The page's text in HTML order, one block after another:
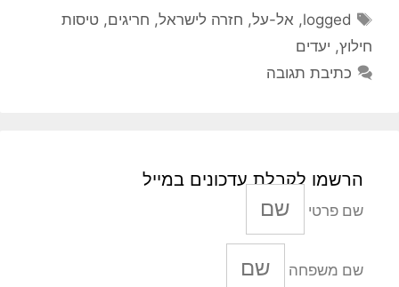
תגיות
logged
, אל-על, חזרה לישראל, חריגים,טיסות
חילוץ, יעדים
כתיבת תגובה
הרשמו לקבלת עדכונים במייל
שם פרטי
שם משפחה